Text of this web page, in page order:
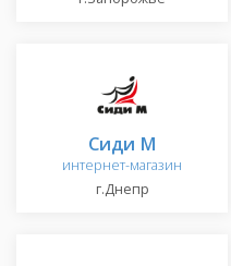
Сиди М
интернет-магазин
г.Днепр